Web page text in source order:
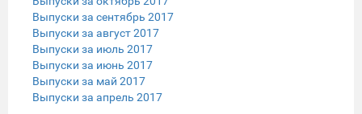
Выпуски за сентябрь 2017
Выпуски за август 2017
Выпуски за июль 2017
Выпуски за июнь 2017
Выпуски за май 2017
Выпуски за апрель 2017